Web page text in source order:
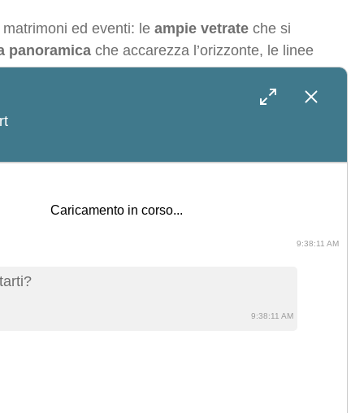
matrimoni ed eventi: leampie vetrate che si
panoramica che accarezza l’orizzonte, le linee
diventa esperienza, ogni attimo diventa poesia.
che prende vita tra cielo e mare, tra i profumi
nell’essenza più pura del